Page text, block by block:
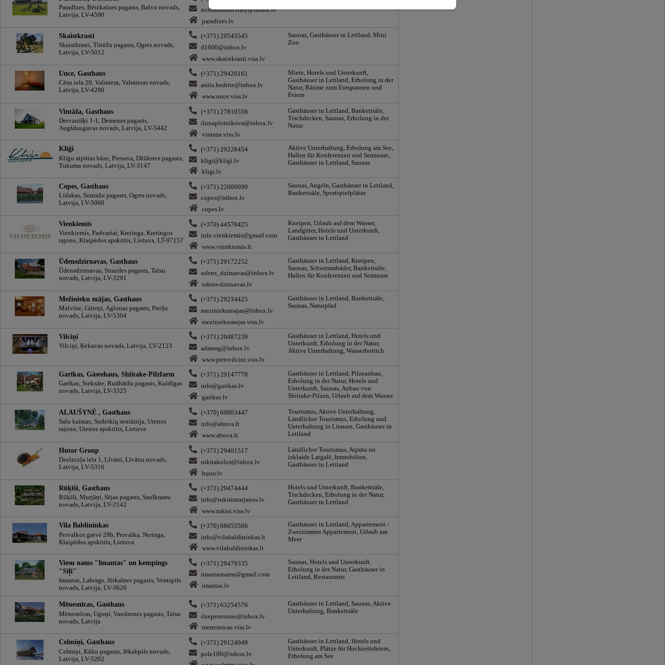
Paradīzes, Bērzkalnes pagasts, Balvu novads,
Latvija, LV-4590
normundstecitaly@inbox.lv
paradizes.lv
Skaistkrasti
Skaistkrasti, Tīnūžu pagasts, Ogres novads,
Latvija, LV-5012
(+371) 29545545
d1000@inbox.lv
www.skaistkrasti.viss.lv
Saunas, Gasthäuser in Lettland, Mini
Zoo
Unce, Gasthaus
Cēsu iela 20, Valmiera, Valmieras novads,
Latvija, LV-4200
(+371) 29426161
anita.bedrite@inbox.lv
www.unce.viss.lv
Miete, Hotels und Unterkunft,
Gasthäuser in Lettland, Erholung in der
Natur, Räume zum Entspannen und
Feiern
Vintāža, Gasthaus
Dervanišķi 1-1, Demenes pagasts,
Augšdaugavas novads, Latvija, LV-5442
(+371) 27810556
ilonaplotnikova@inbox.lv
vintaza.viss.lv
Gasthäuser in Lettland, Bankettsäle,
Tischdecken, Saunas, Erholung in der
Natur
Kliģi
Kliģu atpūtas bāze, Pienava, Džūkstes pagasts,
Tukuma novads, Latvija, LV-3147
(+371) 29228454
kligi@kligi.lv
kligi.lv
Aktive Unterhaltung, Erholung am See,
Hallen für Konferenzen und Seminare,
Gasthäuser in Lettland, Saunas
Copes, Gasthaus
Līdakas, Suntažu pagasts, Ogres novads,
Latvija, LV-5060
(+371) 22000099
copes@inbox.lv
copes.lv
Saunas, Angeln, Gasthäuser in Lettland,
Bankettsäle, Sportspielplätze
Vienkiemis
Vienkiemis, Padvariai, Kretinga, Kretingos
rajono, Klaipėdos apskritis, Lietuva, LT-97157
(+370) 44578425
info.vienkiemis@gmail.com
www.vienkiemis.lt
Kneipen, Urlaub auf dem Wasser,
Landgüter, Hotels und Unterkunft,
Gasthäuser in Lettland
Ūdensdzirnavas, Gasthaus
Ūdensdzirnavas, Strazdes pagasts, Talsu
novads, Latvija, LV-3291
(+371) 29172252
udens_dzirnavas@inbox.lv
udens-dzirnavas.lv
Gasthäuser in Lettland, Kneipen,
Saunas, Schwimmbäder, Bankettsäle,
Hallen für Konferenzen und Seminare
Mežinieku mājas, Gasthaus
Malvīne, Gūteņi, Aglonas pagasts, Preiļu
novads, Latvija, LV-5304
(+371) 29234425
meziniekumajas@inbox.lv
meziniekumajas.viss.lv
Gasthäuser in Lettland, Bankettsäle,
Saunas, Naturpfad
Vilciņi
Vilciņi, Ķekavas novads, Latvija, LV-2123
(+371) 29487239
adamsg@inbox.lv
www.pirtsvilcini.viss.lv
Gasthäuser in Lettland, Hotels und
Unterkunft, Erholung in der Natur,
Aktive Unterhaltung, Wasserbottich
Garīkas, Gästehaus, Shiitake-Pilzfarm
Garīkas, Sieksāte, Rudbāržu pagasts, Kuldīgas
novads, Latvija, LV-3325
(+371) 29147778
info@garikas.lv
garikas.lv
Gasthäuser in Lettland, Pilzeanbau,
Erholung in der Natur, Hotels und
Unterkunft, Saunas, Anbau von
Shiitake-Pilzen, Urlaub auf dem Wasser
ALAUŠYNĖ , Gasthaus
Salu kaimas, Sudeikių seniūnija, Utenos
rajono, Utenos apskritis, Lietuva
(+370) 69803447
info@abuva.lt
www.abuva.lt
Tourismus, Aktive Unterhaltung,
Ländlicher Tourismus, Erholung und
Unterhaltung in Litauen, Gasthäuser in
Lettland
Hutor Group
Dzelzceļa iela 1, Līvāni, Līvānu novads,
Latvija, LV-5316
(+371) 29401517
nikitakolos@inbox.lv
hutor.lv
Ländlicher Tourismus, Atpūta un
izklaide Latgalē, Immobilien,
Gasthäuser in Lettland
Rūķīši, Gasthaus
Rūķīši, Murjāņi, Sējas pagasts, Saulkrastu
novads, Latvija, LV-2142
(+371) 29474444
info@rukisimurjanos.lv
www.rukisi.viss.lv
Hotels und Unterkunft, Bankettsäle,
Tischdecken, Erholung in der Natur,
Gasthäuser in Lettland
Vila Baldininkas
Pervalkos gatvė 29b, Pervalka, Neringa,
Klaipėdos apskritis, Lietuva
(+370) 68653506
info@vilabaldininkas.lt
www.vilabaldininkas.lt
Gasthäuser in Lettland, Appartement -
Zweizimmer Appartement, Urlaub am
Meer
Viesu nams "Imantas" un kempings
"Sīļi"
Imantas, Labrags, Jūrkalnes pagasts, Ventspils
novads, Latvija, LV-3626
(+371) 29479335
imantasnams@gmail.com
imantas.lv
Saunas, Hotels und Unterkunft,
Erholung in der Natur, Gasthäuser in
Lettland, Restaurants
Mēnesnīcas, Gasthaus
Mēnesnīcas, Uguņi, Vandzenes pagasts, Talsu
novads, Latvija
(+371) 63254576
ilzepetersone@inbox.lv
menesnicas.viss.lv
Gasthäuser in Lettland, Saunas, Aktive
Unterhaltung, Bankettsäle
Celmiņi, Gasthaus
Celmiņi, Kūku pagasts, Jēkabpils novads,
Latvija, LV-5202
(+371) 29124049
pole100@inbox.lv
Gasthäuser in Lettland, Hotels und
Unterkunft, Plätze für Hochzeitsfeiern,
Erholung am See